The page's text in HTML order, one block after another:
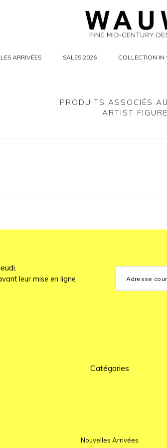
ARRIVÉES SALES 2026 COLLECTION IN
PRODUITS ASSOCIÉS
ARTIST FIGURE
leur mise en ligne
Catégories
Nouvelles Arrivées